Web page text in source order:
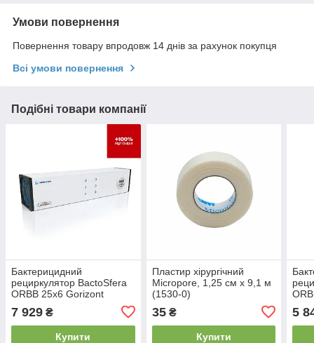
Умови повернення
Повернення товару впродовж 14 днів за рахунок покупця
Всі умови повернення
Подібні товари компанії
Бактерицидний
рециркулятор BactoSfera
ORBB 25х6 Gorizont
7 929 ₴
Купити
Пластир хірургічний
Micropore, 1,25 см х 9,1 м
(1530-0)
35₴
Купити
5